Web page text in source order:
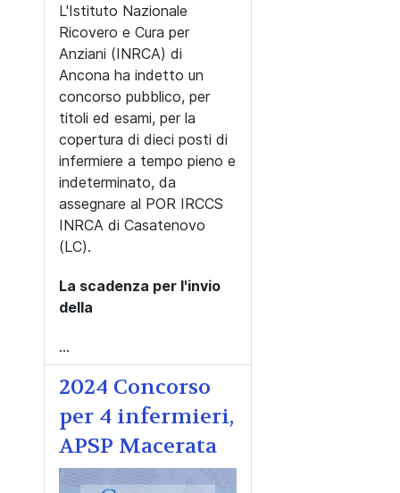
L'Istituto Nazionale
Ricovero e Cura per
Anziani (INRCA) di
Ancona ha indetto un
concorso pubblico, per
titoli ed esami, per la
copertura di dieci posti di
infermiere a tempo pieno e
indeterminato, da
assegnare al POR IRCCS
INRCA di Casatenovo
(LC).
La scadenza per l'invio
della
...
2024 Concorso
per 4 infermieri,
APSP Macerata